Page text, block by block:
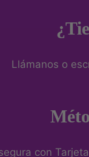
Llámanos o
con